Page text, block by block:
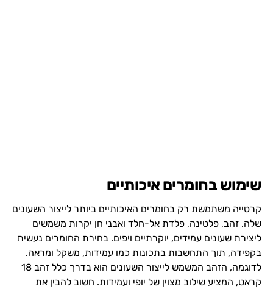
שימוש בחומרים איכותיים
קרטייה משתמשת רק בחומרים האיכותיים ביותר לייצור השעונים
שלה. זהב, פלטינה, פלדת אל-חלד ואבני חן יקרות משמשים
ליצירת שעונים עמידים, יוקרתיים ויפים. בחירת החומרים נעשית
בקפידה, תוך התחשבות בתכונות כמו עמידות, משקל ומראה.
לדוגמה, הזהב המשמש לייצור השעונים הוא בדרך כלל זהב 18
קראט, המציע שילוב מצוין של יופי ועמידות. חשוב להבין את